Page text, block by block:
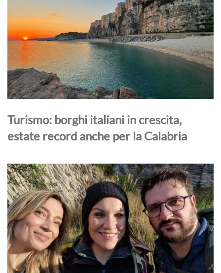
Turismo: borghi italiani in crescita,
estate record anche per la Calabria